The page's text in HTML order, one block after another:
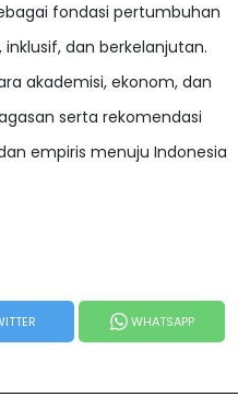
fondasi pertumbuhan
dan berkelanjutan.
akademisi, ekonom, dan
serta rekomendasi
empiris menuju Indonesia
WHATSAPP